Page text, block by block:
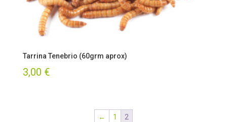
Tarrina Tenebrio (60grm aprox)
3,00 €
← 1 2